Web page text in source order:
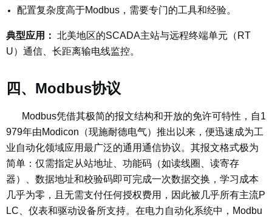
配置复杂度高于Modbus，需要专门的工具和经验。
典型应用： 北美地区的SCADA主站与远程终端单元（RT
U）通信、长距离输电线监控。
四、Modbus协议
Modbus凭借其极简的报文结构和开放的免许可特性，自1
979年由Modicon（现施耐德电气）推出以来，便迅速成为工
业自动化领域应用最广泛的通用通信协议。其报文格式极为
简单：仅需指定从站地址、功能码（如读线圈、读寄存
器）、数据地址和校验码即可完成一次数据交换，学习成本
几乎为零，且无需支付任何授权费用，因此被几乎所有主流P
LC、仪表和驱动设备所支持。在电力自动化系统中，Modbu